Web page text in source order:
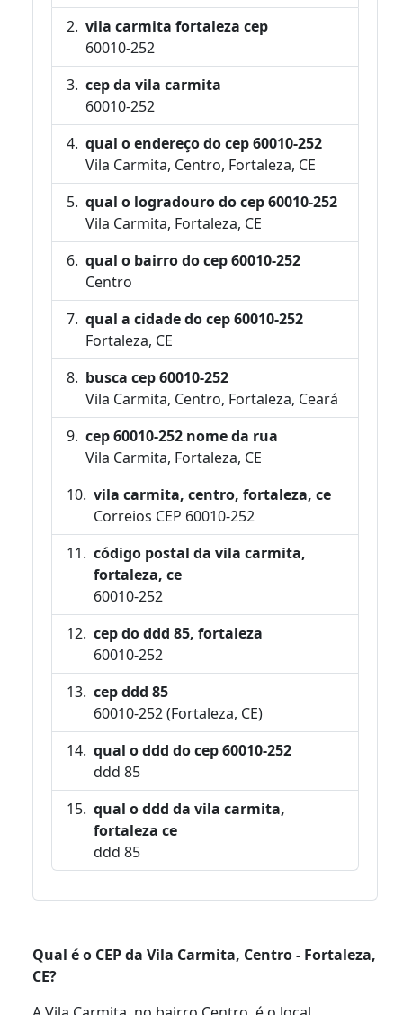
vila carmita fortaleza cep
60010-252
cep da vila carmita
60010-252
qual o endereço do cep 60010-252
Vila Carmita, Centro, Fortaleza, CE
qual o logradouro do cep 60010-252
Vila Carmita, Fortaleza, CE
qual o bairro do cep 60010-252
Centro
qual a cidade do cep 60010-252
Fortaleza, CE
busca cep 60010-252
Vila Carmita, Centro, Fortaleza, Ceará
cep 60010-252 nome da rua
Vila Carmita, Fortaleza, CE
vila carmita, centro, fortaleza, ce
Correios CEP 60010-252
código postal da vila carmita,
fortaleza, ce
60010-252
cep do ddd 85, fortaleza
60010-252
cep ddd 85
60010-252 (Fortaleza, CE)
qual o ddd do cep 60010-252
ddd 85
qual o ddd da vila carmita,
fortaleza ce
ddd 85
Qual é o CEP da Vila Carmita, Centro - Fortaleza,
CE?